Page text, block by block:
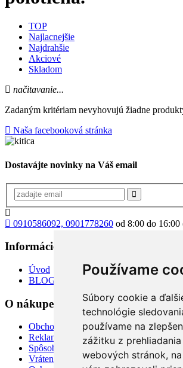
Používame
Súbory cookie a
technológie
používame na
zážitku z
webových stránok,
TOP
Najlacnejšie
Najdrahšie
Akciové
Skladom
načitavanie...
Zadaným kritériam nevyhovujú žiadne
Naša facebooková stránka
Dostavájte novinky na Váš email
0910586092, 0901778260 od 8:00 do
Informácie
Úvod
BLOG
O nákupe
Obchodné podmienky
Reklamácia
Spôsoby dopravy a platby
Vrátenie tovaru